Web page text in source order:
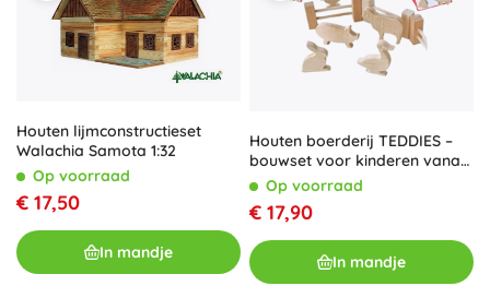
Houten lijmconstructieset
Walachia Samota 1:32
Op voorraad
€ 17,50
In mandje
Houten boerderij TEDDIES –
bouwset voor kinderen vanaf
3 jaarOp voorraad
€ 17,90
In mandje